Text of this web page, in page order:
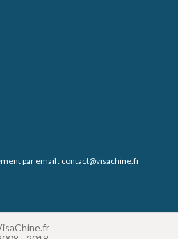
par email : contact@visachine.fr